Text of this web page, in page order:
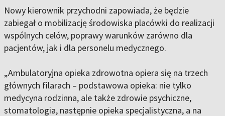
Nowy kierownik przychodni zapowiada, że ​​będzie
zabiegał o mobilizację środowiska placówki do realizacji
wspólnych celów, poprawy warunków zarówno dla
pacjentów, jak i dla personelu medycznego.
„Ambulatoryjna opieka zdrowotna opiera się na trzech
głównych filarach – podstawowa opieka: nie tylko
medycyna rodzinna, ale także zdrowie psychiczne,
stomatologia, następnie opieka specjalistyczna, a na